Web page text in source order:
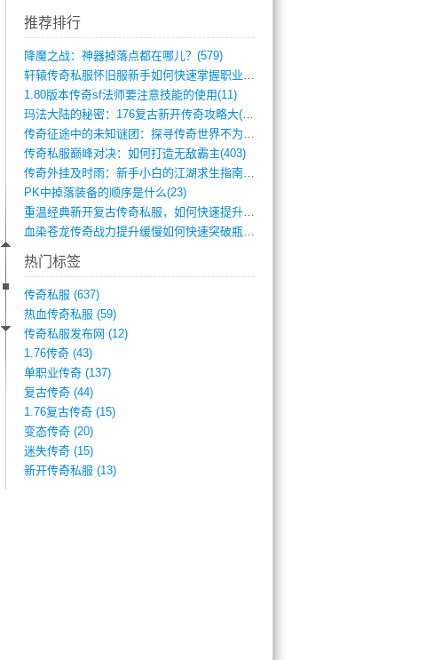
推荐排行
降魔之战：神器掉落点都在哪儿？(579)
轩辕传奇私服怀旧服新手如何快速掌握职业选(993)
1.80版本传奇sf法师要注意技能的使用(11)
玛法大陆的秘密：176复古新开传奇攻略大(486)
传奇征途中的未知谜团：探寻传奇世界不为人(595)
传奇私服巅峰对决：如何打造无敌霸主(403)
传奇外挂及时雨：新手小白的江湖求生指南(802)
PK中掉落装备的顺序是什么(23)
重温经典新开复古传奇私服，如何快速提升等(392)
血染苍龙传奇战力提升缓慢如何快速突破瓶颈(654)
热门标签
传奇私服 (637)
热血传奇私服 (59)
传奇私服发布网 (12)
1.76传奇 (43)
单职业传奇 (137)
复古传奇 (44)
1.76复古传奇 (15)
变态传奇 (20)
迷失传奇 (15)
新开传奇私服 (13)